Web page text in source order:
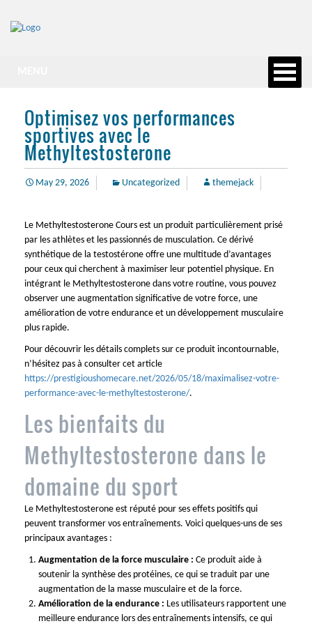
Optimisez vos performances
sportives avec le
Methyltestosterone
May 29, 2026 Uncategorized themejack
Le Methyltestosterone Cours est un produit particulièrement prisé
par les athlètes et les passionnés de musculation. Ce dérivé
synthétique de la testostérone offre une multitude d’avantages
pour ceux qui cherchent à maximiser leur potentiel physique. En
intégrant le Methyltestosterone dans votre routine, vous pouvez
observer une augmentation significative de votre force, une
amélioration de votre endurance et un développement musculaire
plus rapide.
Pour découvrir les détails complets sur ce produit incontournable,
n’hésitez pas à consulter cet article
https://prestigioushomecare.net/2026/05/18/maximalisez-votre-
performance-avec-le-methyltestosterone/.
Les bienfaits du
Methyltestosterone dans le
domaine du sport
Le Methyltestosterone est réputé pour ses effets positifs qui
peuvent transformer vos entraînements. Voici quelques-uns de ses
principaux avantages :
Augmentation de la force musculaire : Ce produit aide à
soutenir la synthèse des protéines, ce qui se traduit par une
augmentation de la masse musculaire et de la force.
Amélioration de la endurance : Les utilisateurs rapportent une
meilleure endurance lors des entraînements intensifs, ce qui